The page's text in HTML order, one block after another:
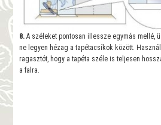
8. A széleket pontosan illessze egymás mellé,
ne legyen hézag a tapétacsíkok között.
ragasztót, hogy a tapéta széle is teljesen
a falra.